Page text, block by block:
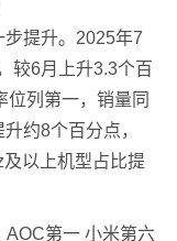
提升。2025年7
较6月上升3.3个百
位列第一，销量同
约8个百分点，
以上机型占比提